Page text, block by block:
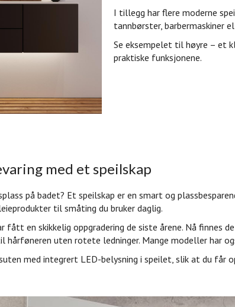
I tillegg har flere moderne
tannbørster, barbermaskiner
Se eksempelet til høyre – et
praktiske funksjonene.
med et speilskap
på badet? Et speilskap er en smart og
til småting du bruker daglig.
fått en skikkelig oppgradering de siste årene. Nå
uten rotete ledninger. Mange modeller har
med integrert LED-belysning i speilet, slik at du